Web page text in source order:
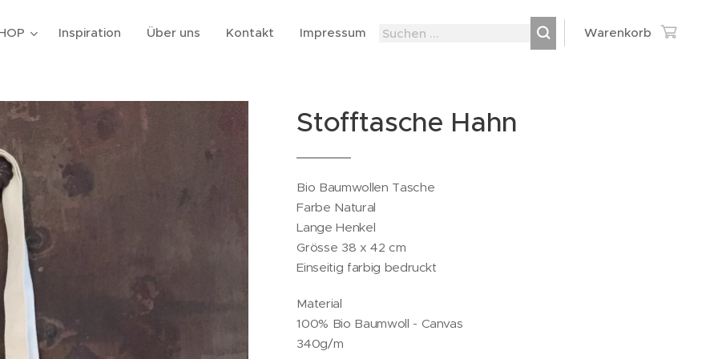
Inspiration Über uns Kontakt Impressum Warenkorb
Stofftasche Hahn
Bio Baumwollen Tasche
Farbe Natural
Lange Henkel
Grösse 38 x 42 cm
Einseitig farbig bedruckt
Material
100% Bio Baumwoll - Canvas
340g/m